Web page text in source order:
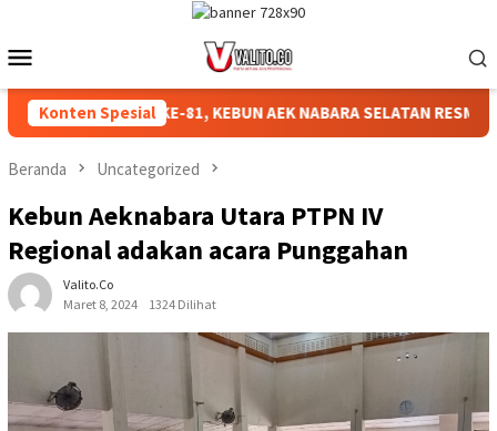
konten
Mobile
Konten Spesial
HUT RI KE-81, KEBUN AEK NABARA SELATAN RESMI GELAR
Beranda Uncategorized
Kebun Aeknabara Utara PTPN IV
Regional adakan acara Punggahan
Valito.co
Maret 8, 2024
1324 Dilihat